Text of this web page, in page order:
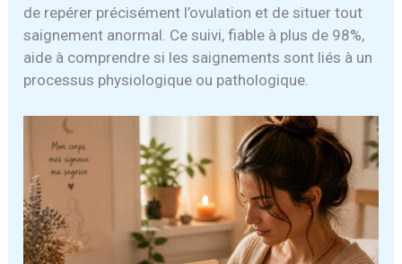
de repérer précisément l’ovulation et de situer tout
saignement anormal. Ce suivi, fiable à plus de 98%,
aide à comprendre si les saignements sont liés à un
processus physiologique ou pathologique.